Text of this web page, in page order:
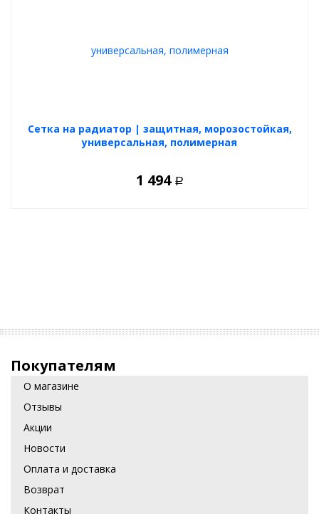
Cетка на радиатор | защитная, морозостойкая,
универсальная, полимерная
1 494 Р
Покупателям
О магазине
Отзывы
Акции
Новости
Оплата и доставка
Возврат
Контакты